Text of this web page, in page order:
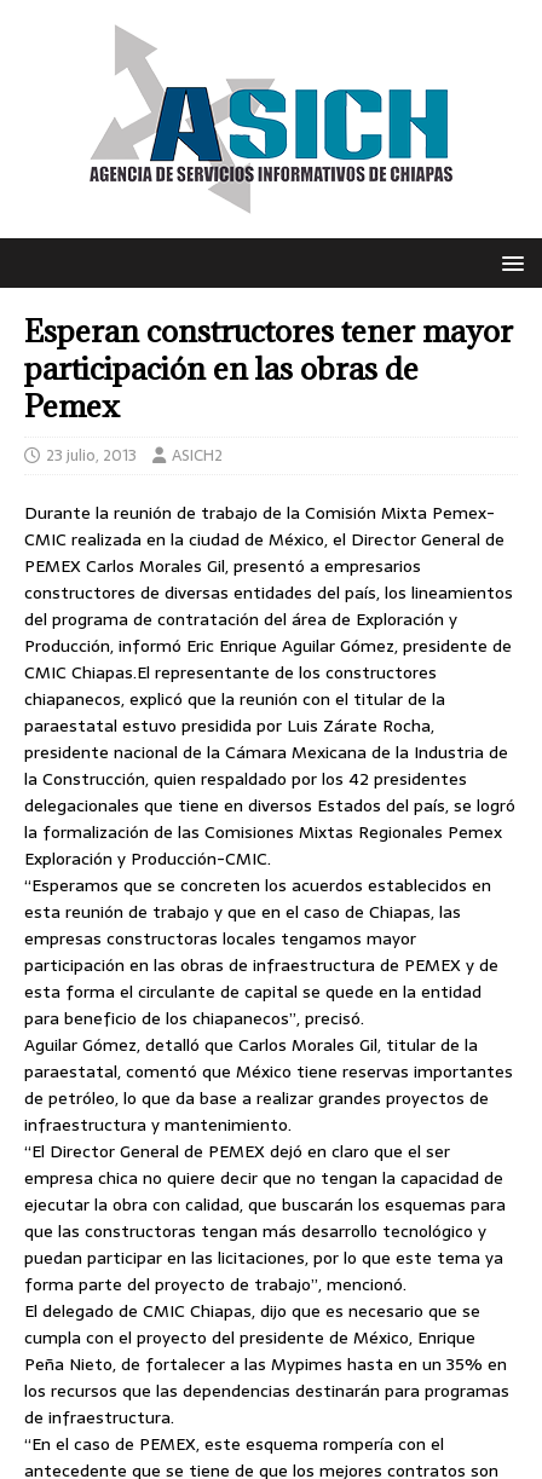
Esperan constructores tener mayor
participación en las obras de
Pemex
23 julio, 2013 ASICH2
Durante la reunión de trabajo de la Comisión Mixta Pemex-
CMIC realizada en la ciudad de México, el Director General de
PEMEX Carlos Morales Gil, presentó a empresarios
constructores de diversas entidades del país, los lineamientos
del programa de contratación del área de Exploración y
Producción, informó Eric Enrique Aguilar Gómez, presidente de
CMIC Chiapas.El representante de los constructores
chiapanecos, explicó que la reunión con el titular de la
paraestatal estuvo presidida por Luis Zárate Rocha,
presidente nacional de la Cámara Mexicana de la Industria de
la Construcción, quien respaldado por los 42 presidentes
delegacionales que tiene en diversos Estados del país, se logró
la formalización de las Comisiones Mixtas Regionales Pemex
Exploración y Producción-CMIC.
“Esperamos que se concreten los acuerdos establecidos en
esta reunión de trabajo y que en el caso de Chiapas, las
empresas constructoras locales tengamos mayor
participación en las obras de infraestructura de PEMEX y de
esta forma el circulante de capital se quede en la entidad
para beneficio de los chiapanecos”, precisó.
Aguilar Gómez, detalló que Carlos Morales Gil, titular de la
paraestatal, comentó que México tiene reservas importantes
de petróleo, lo que da base a realizar grandes proyectos de
infraestructura y mantenimiento.
“El Director General de PEMEX dejó en claro que el ser
empresa chica no quiere decir que no tengan la capacidad de
ejecutar la obra con calidad, que buscarán los esquemas para
que las constructoras tengan más desarrollo tecnológico y
puedan participar en las licitaciones, por lo que este tema ya
forma parte del proyecto de trabajo”, mencionó.
El delegado de CMIC Chiapas, dijo que es necesario que se
cumpla con el proyecto del presidente de México, Enrique
Peña Nieto, de fortalecer a las Mypimes hasta en un 35% en
los recursos que las dependencias destinarán para programas
de infraestructura.
“En el caso de PEMEX, este esquema rompería con el
antecedente que se tiene de que los mejores contratos son